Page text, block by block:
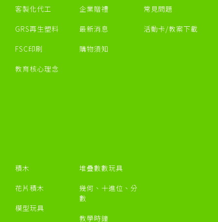
客製化代工
GRS再生塑料
FSC印刷
教育核心理念
企業贈禮
最新消息
購物須知
常見問題
活動卡/教案下載
積木
花片積木
模型玩具
堆疊數數玩具
幾何、十進位、分
數
教學時鐘